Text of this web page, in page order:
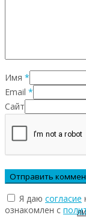
Имя *
Email *
Сайт
Я даю согласие
ознакомлен с